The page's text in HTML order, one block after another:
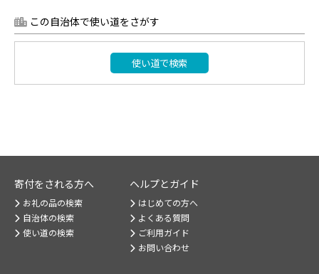
この自治体で使い道をさがす
使い道で検索
寄付をされる方へ
お礼の品の検索
自治体の検索
使い道の検索
ヘルプとガイド
はじめての方へ
よくある質問
ご利用ガイド
お問い合わせ